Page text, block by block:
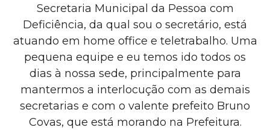
Secretaria Municipal da Pessoa com
Deficiência, da qual sou o secretário, está
atuando em home office e teletrabalho. Uma
pequena equipe e eu temos ido todos os
dias à nossa sede, principalmente para
mantermos a interlocução com as demais
secretarias e com o valente prefeito Bruno
Covas, que está morando na Prefeitura.